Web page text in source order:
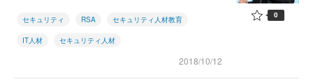
セキュリティ RSA セキュリティ人材教育
IT人材 セキュリティ人材
2018/10/12
0